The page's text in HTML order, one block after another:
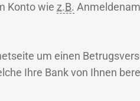
Konto wie z.B.
um einen
Ihre Bank von Ihnen